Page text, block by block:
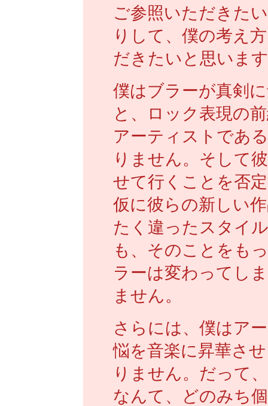
ご参照いただきた
りして、僕の考え
だきたいと思いま
僕はブラーが真剣
と、ロック表現の
アーティストであ
りません。そして
せて行くことを否
仮に彼らの新しい
たく違ったスタイ
も、そのことをも
ラーは変わってし
ません。
さらには、僕はア
悩を音楽に昇華さ
りません。だって
なんて、どのみち